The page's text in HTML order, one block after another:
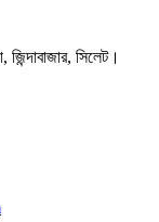
জিন্দাবাজার, সিলেট।